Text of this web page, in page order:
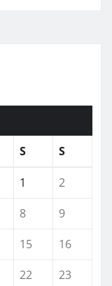
S S
1
2
8
9
15
16
22
23